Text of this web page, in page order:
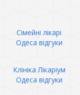
Сімейні лікарі
Одеса відгуки
Клініка Лікаріум
Одеса відгуки